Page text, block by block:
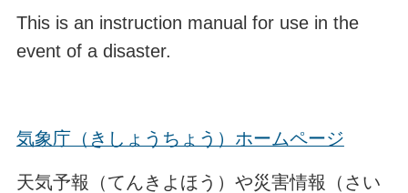
This is an instruction manual for use in the
event of a disaster.
気象庁（きしょうちょう）ホームページ
天気予報（てんきよほう）や災害情報（さい